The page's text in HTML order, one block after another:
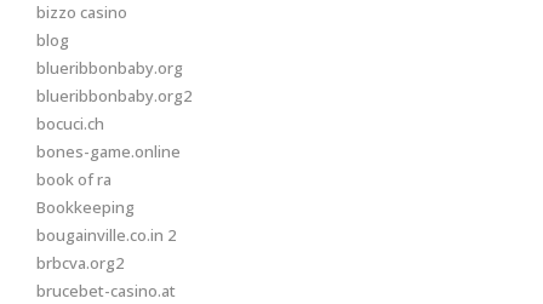
bizzo casino
blog
blueribbonbaby.org
blueribbonbaby.org2
bocuci.ch
bones-game.online
book of ra
Bookkeeping
bougainville.co.in 2
brbcva.org2
brucebet-casino.at